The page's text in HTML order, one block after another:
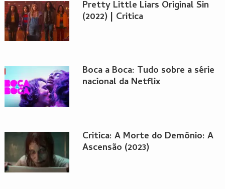
Pretty Little Liars Original Sin
(2022) | Critica
Boca a Boca: Tudo sobre a série
nacional da Netflix
Critica: A Morte do Demônio: A
Ascensão (2023)